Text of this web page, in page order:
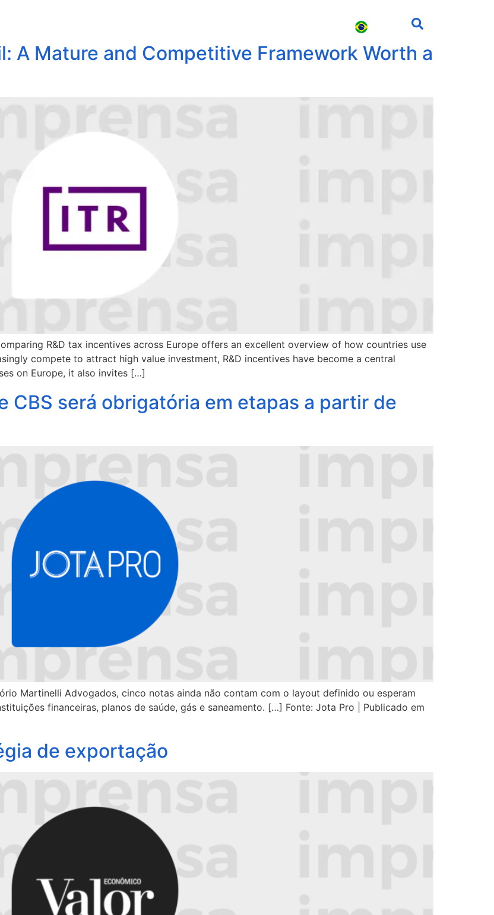
A Mature and Competitive Framework Worth a
R&D tax incentives across Europe offers an excellent overview of how countries use
compete to attract high value investment, R&D incentives have become a central
on Europe, it also invites […]
CBS será obrigatória em etapas a partir de
Martinelli Advogados, cinco notas ainda não contam com o layout definido ou esperam
financeiras, planos de saúde, gás e saneamento. […] Fonte: Jota Pro | Publicado em
de exportação